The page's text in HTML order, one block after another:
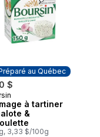
au Québec
$
au Québec
à tartiner
&
3,33 $/100g